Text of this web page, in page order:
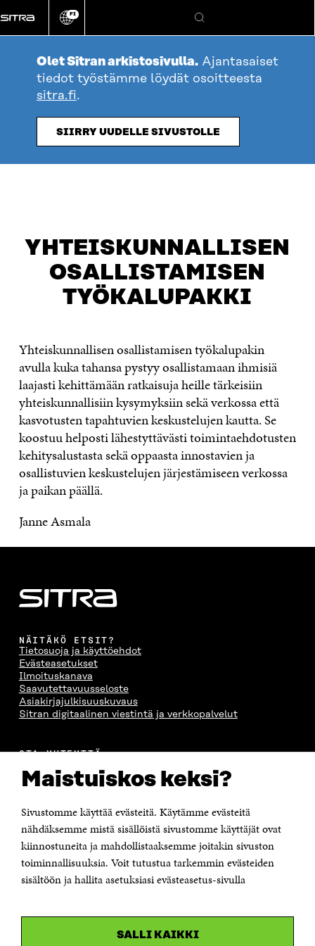
Maistuiskos keksi?
Sivustomme käyttää evästeitä. Käytämme evästeitä
nähdäksemme mistä sisällöistä sivustomme käyttäjät ovat
kiinnostuneita ja mahdollistaaksemme joitakin sivuston
toiminnallisuuksia. Voit tutustua tarkemmin evästeiden
sisältöön ja hallita asetuksiasi evästeasetus-sivulla
SALLI KAIKKI
suoraan
sisältöön
Vaihda
kieli
FI
Hae
Olet Sitran arkistosivulla. Ajantasaiset
tiedot työstämme löydät osoitteesta
sitra.fi.
SIIRRY UUDELLE SIVUSTOLLE
YHTEISKUNNALLISEN
OSALLISTAMISEN
TYÖKALUPAKKI
Yhteiskunnallisen osallistamisen työkalupakin
avulla kuka tahansa pystyy osallistamaan ihmisiä
laajasti kehittämään ratkaisuja heille tärkeisiin
yhteiskunnallisiin kysymyksiin sekä verkossa että
kasvotusten tapahtuvien keskustelujen kautta. Se
koostuu helposti lähestyttävästi toimintaehdotusten
kehitysalustasta sekä oppaasta innostavien ja
osallistuvien keskustelujen järjestämiseen verkossa
ja paikan päällä.
Janne Asmala
NÄITÄKÖ ETSIT?
Tietosuoja ja käyttöehdot
Evästeasetukset
Ilmoituskanava
Saavutettavuusseloste
Asiakirjajulkisuuskuvaus
Sitran digitaalinen viestintä ja verkkopalvelut
OTA YHTEYTTÄ
Itämerenkatu 11-13, PL 160,
00181 Helsinki
Puhelin +358 294 618 991
Sähköpostiosoite
Saapumisohjeet
Y-tunnus 0202132-3